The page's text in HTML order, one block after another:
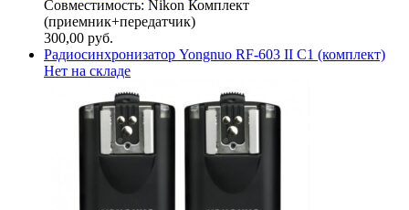
Совместимость: Nikon Комплект
(приемник+передатчик)
300,00 руб.
Радиосинхронизатор Yongnuo RF-603 II C1 (комплект)
Нет на складе